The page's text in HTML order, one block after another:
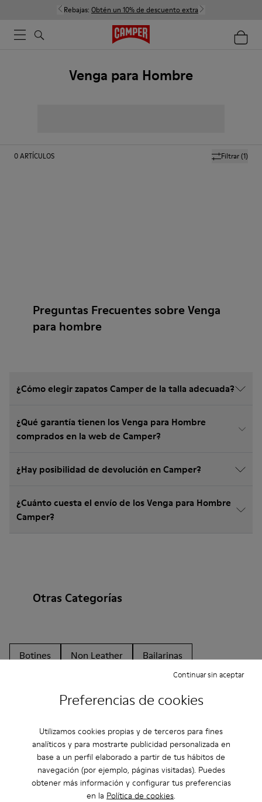
Preferencias de cookies
Utilizamos cookies propias y de terceros para fines
analíticos y para mostrarte publicidad personalizada en
base a un perfil elaborado a partir de tus hábitos de
navegación (por ejemplo, páginas visitadas). Puedes
obtener más información y configurar tus preferencias
en la Política de cookies.
Continuar sin aceptar
Rebajas: Obtén un 10% de descuento extra
Venga para Hombre
Filtrar(1)
0ARTÍCULOS
Preguntas Frecuentes sobre Venga
para hombre
¿Cómo elegir zapatos Camper de la talla adecuada?
¿Qué garantía tienen los Venga para Hombre
comprados en la web de Camper?
¿Hay posibilidad de devolución en Camper?
¿Cuánto cuesta el envío de los Venga para Hombre
Camper?
Otras Categorías
Botines Non Leather
Bailarinas
Clogs
Botas
Zapatos Planos
Zapatos Casual
Zapatillas de Casa
Zapatos de vestir
Plataformas / Cuñas
Zapatos de tacón